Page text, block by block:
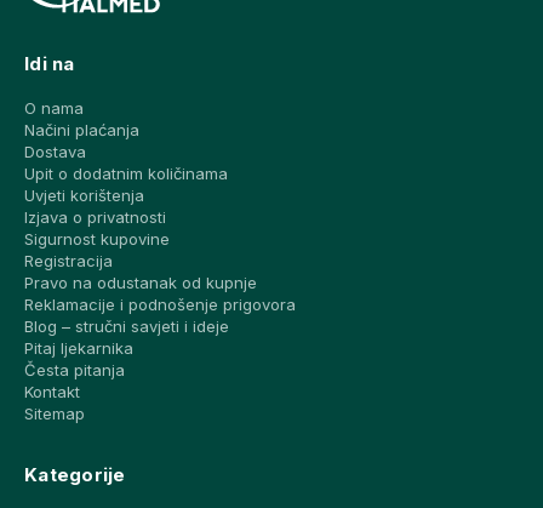
Idi na
O nama
Načini plaćanja
Dostava
Upit o dodatnim količinama
Uvjeti korištenja
Izjava o privatnosti
Sigurnost kupovine
Registracija
Pravo na odustanak od kupnje
Reklamacije i podnošenje prigovora
Blog – stručni savjeti i ideje
Pitaj ljekarnika
Česta pitanja
Kontakt
Sitemap
Kategorije